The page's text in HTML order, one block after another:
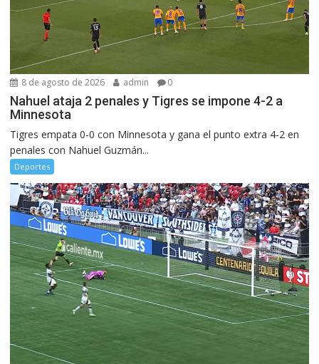
8 de agosto de 2026 admin 0
Nahuel ataja 2 penales y Tigres se impone 4-2 a
Minnesota
Tigres empata 0-0 con Minnesota y gana el punto extra 4-2 en
penales con Nahuel Guzmán...
Deportes